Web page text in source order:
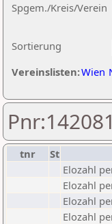
Sortierung
Spgem./Kreis/Verein
Vereinslisten:Wien
tnr St
Elozahl
Elozahl
Elozahl
Elozahl